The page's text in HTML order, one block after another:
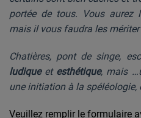
portée de tous. Vous aurez
mais il vous faudra les mériter
Chatières, pont de singe,
ludiqueet esthétique, mais
une initiation à la spéléologie,
Veuillez remplir le formulaire